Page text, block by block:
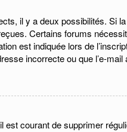
il y a deux possibilités. Si
Certains forums
est indiquée lors de
incorrecte ou que l’e-
courant de supprimer